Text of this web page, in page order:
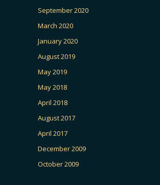
September 2020
March 2020
January 2020
August 2019
May 2019
May 2018
April 2018
August 2017
April 2017
December 2009
October 2009